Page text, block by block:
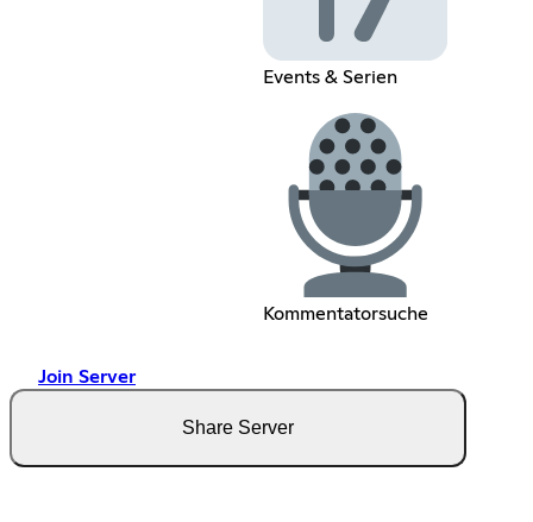
Events & Serien
Kommentatorsuche
Join Server
Share Server